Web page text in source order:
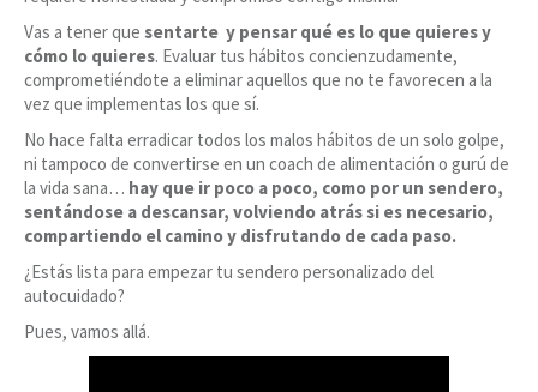
Vas a tener que sentarte y pensar qué es lo que quieres y
cómo lo quieres. Evaluar tus hábitos concienzudamente,
comprometiéndote a eliminar aquellos que no te favorecen a la
vez que implementas los que sí.
No hace falta erradicar todos los malos hábitos de un solo golpe,
ni tampoco de convertirse en un coach de alimentación o gurú de
la vida sana… hay que ir poco a poco, como por un sendero,
sentándose a descansar, volviendo atrás si es necesario,
compartiendo el camino y disfrutando de cada paso.
¿Estás lista para empezar tu sendero personalizado del
autocuidado?
Pues, vamos allá.